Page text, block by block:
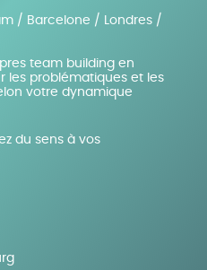
/ Barcelone / Londres /
team building en
les problématiques et les
votre dynamique
du sens à vos